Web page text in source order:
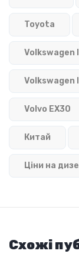
Toyota
Volkswagen
Volkswagen
Volvo EX30
Китай
Ціни на
Схожі